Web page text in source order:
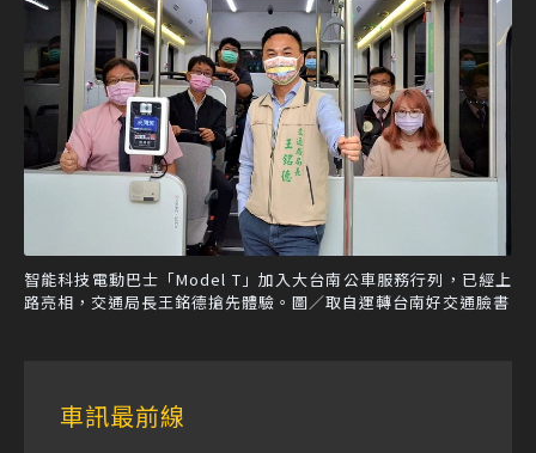
智能科技電動巴士「Model T」加入大台南公車服務行列，已經上
路亮相，交通局長王銘德搶先體驗。圖／取自運轉台南好交通臉書
車訊最前線